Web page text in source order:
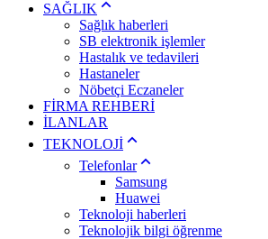
SAĞLIK
Sağlık haberleri
SB elektronik işlemler
Hastalık ve tedavileri
Hastaneler
Nöbetçi Eczaneler
FİRMA REHBERİ
İLANLAR
TEKNOLOJİ
Telefonlar
Samsung
Huawei
Teknoloji haberleri
Teknolojik bilgi öğrenme